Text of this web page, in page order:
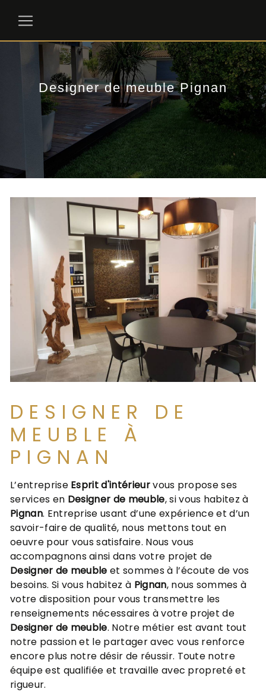
Designer de meuble Pignan
DESIGNER DE
MEUBLE À
PIGNAN
L’entreprise Esprit d'intérieurvous propose ses
services en Designer de meuble, si vous habitez à
Pignan. Entreprise usant d’une expérience et d’un
savoir-faire de qualité, nous mettons tout en
oeuvre pour vous satisfaire. Nous vous
accompagnons ainsi dans votre projet de
Designer de meuble et sommes à l’écoute de vos
besoins. Si vous habitez à Pignan, nous sommes à
votre disposition pour vous transmettre les
renseignements nécessaires à votre projet de
Designer de meuble. Notre métier est avant tout
notre passion et le partager avec vous renforce
encore plus notre désir de réussir. Toute notre
équipe est qualifiée et travaille avec propreté et
rigueur.